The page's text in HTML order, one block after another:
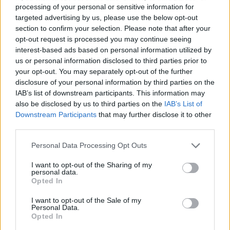
processing of your personal or sensitive information for
targeted advertising by us, please use the below opt-out
section to confirm your selection. Please note that after your
opt-out request is processed you may continue seeing
interest-based ads based on personal information utilized by
us or personal information disclosed to third parties prior to
your opt-out. You may separately opt-out of the further
disclosure of your personal information by third parties on the
IAB’s list of downstream participants. This information may
also be disclosed by us to third parties on the IAB’s List of
Downstream Participants that may further disclose it to other
Personal Data Processing Opt Outs
I want to opt-out of the Sharing of my
personal data.
Opted In
I want to opt-out of the Sale of my
Personal Data.
Opted In
Ekoauditpana Sommera své vlastní dokumentace EIA na Velkolom
Čertovy schody. Tento pán zde zuřivě hájil záměr těžaře navýšit
těžbu v CHKO Český kras. V té době ještě nevěděl, že Agentura
ochrany přírody a krajiny navrhne dokumentaci Ekoauditu
přepracovat jako nedostatečnou a vyjádří nesouhlas s navýšením
těžby.
Ing. Ivan Sommer: Reakce na článek "Zvýší se těžba v
Českém krasu?" v EkoListu 5/2000
17.6.2000
V EkoListu 5/2000 byl zveřejněn článek "Zvýší se těžba v Českém
krasu?", který se z velké části zabývá těžbou ve Velkolomu Čertovy
schody - západ. Firma prý zažádala rozšíření dobývacího prostoru
vlivu na životní prostředí M. Štingl z Dětí Země říká: "Ta
biologický průzkum".
Šárka Kokošková: Kůrovec není jediným problémem
Šumavy
1.6.2000